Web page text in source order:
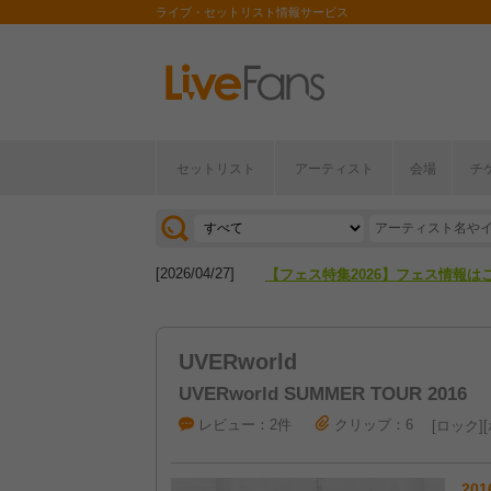
ライブ・セットリスト情報サービス
セットリスト アーティスト 会場 チ
[2026/07/28] 【ライブ動員ランキング】2026年
[2026/04/27] 【フェス特集2026】フェス情報は
UVERworld
UVERworld SUMMER TOUR 2016
レビュー：2件 クリップ：6 ロック